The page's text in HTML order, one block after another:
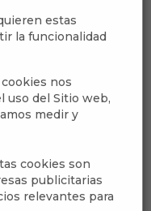
estas
la funcionalidad
nos
uso del Sitio web,
medir y
cookies son
publicitarias
relevantes para
las Actas de
no se